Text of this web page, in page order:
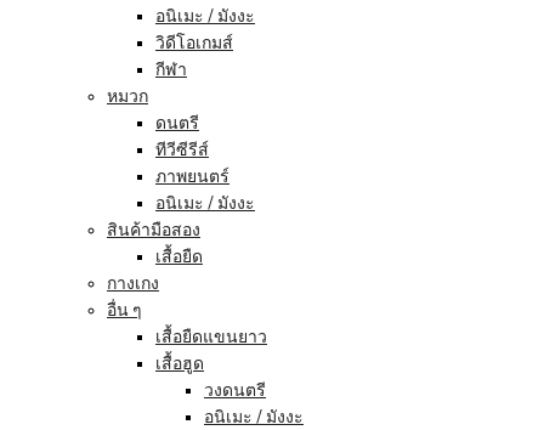
อนิเมะ / มังงะ
วิดีโอเกมส์
กีฬา
หมวก
ดนตรี
ทีวีซีรีส์
ภาพยนตร์
อนิเมะ / มังงะ
สินค้ามือสอง
เสื้อยืด
กางเกง
อื่น ๆ
เสื้อยืดแขนยาว
เสื้อฮูด
วงดนตรี
อนิเมะ / มังงะ